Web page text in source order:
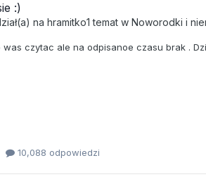
:)
na hramitko1 temat w Noworodki i
was czytac ale na odpisanoe czasu brak .
10,088 odpowiedzi